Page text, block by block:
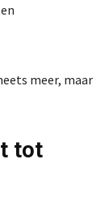
meer, maar
tot